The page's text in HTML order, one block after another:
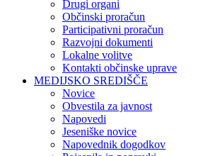
Drugi organi
Občinski proračun
Participativni proračun
Razvojni dokumenti
Lokalne volitve
Kontakti občinske uprave
MEDIJSKO SREDIŠČE
Novice
Obvestila za javnost
Napovedi
Jeseniške novice
Napovednik dogodkov